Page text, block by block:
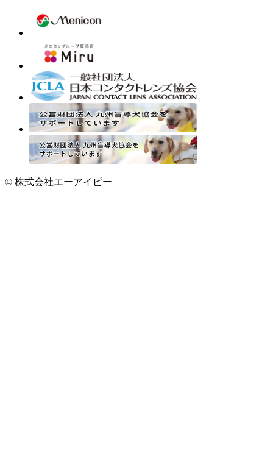
© 株式会社エーアイピー